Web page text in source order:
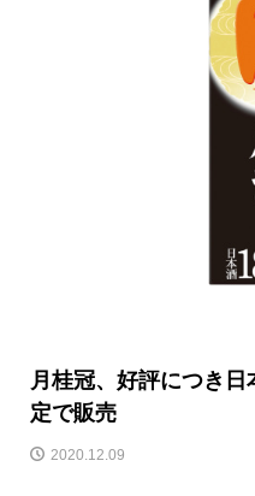
月桂冠、好評につき
定で販売
2020.12.09